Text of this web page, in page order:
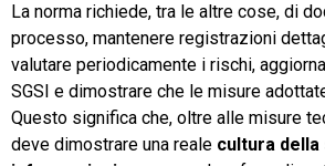
La norma richiede, tra le altre cose, di
processo, mantenere registrazioni
valutare periodicamente i rischi,
SGSI e dimostrare che le misure
Questo significa che, oltre alle misure
deve dimostrare una reale cultura